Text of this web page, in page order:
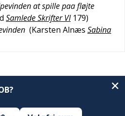
at spille paa fløjte
Samlede Skrifter VI 179)
(Karsten Alnæs Sabina